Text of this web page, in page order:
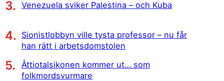
Venezuela sviker Palestina – och Kuba
Sionistlobbyn ville tysta professor – nu får
han rätt i arbetsdomstolen
Åttiotalsikonen kommer ut… som
folkmordsvurmare